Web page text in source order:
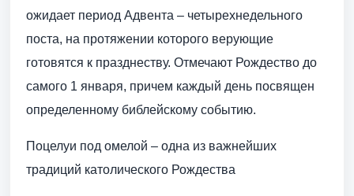
ожидает период Адвента – четырехнедельного
поста, на протяжении которого верующие
готовятся к празднеству. Отмечают Рождество до
самого 1 января, причем каждый день посвящен
определенному библейскому событию.
Поцелуи под омелой – одна из важнейших
традиций католического Рождества